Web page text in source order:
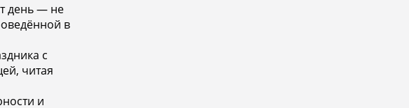
день — не
в
с
читая
и